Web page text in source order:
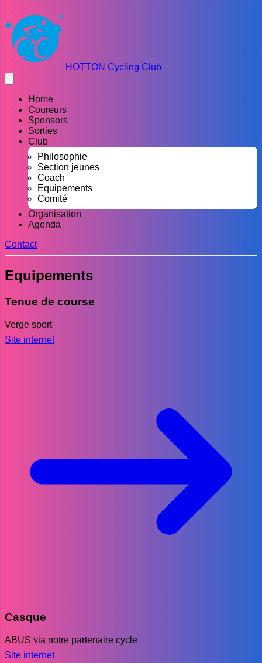
HOTTON Cycling Club
Home
Coureurs
Sponsors
Sorties
Club
Philosophie
Section jeunes
Coach
Equipements
Comité
Organisation
Agenda
Contact
Equipements
Tenue de course
Verge sport
Site internet
Casque
ABUS via notre partenaire cycle
Site internet